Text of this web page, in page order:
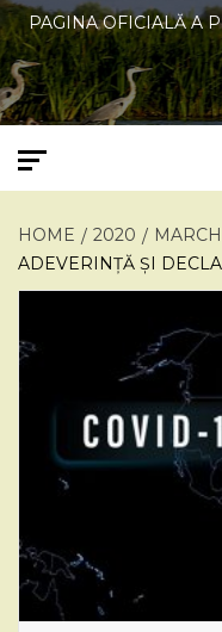
PAGINA OFICIALĂ A
HOME 2020 MARCH
ADEVERINȚĂ ȘI